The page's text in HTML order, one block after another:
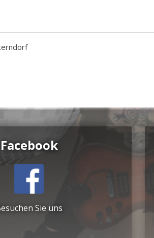
Facebook
Sie uns